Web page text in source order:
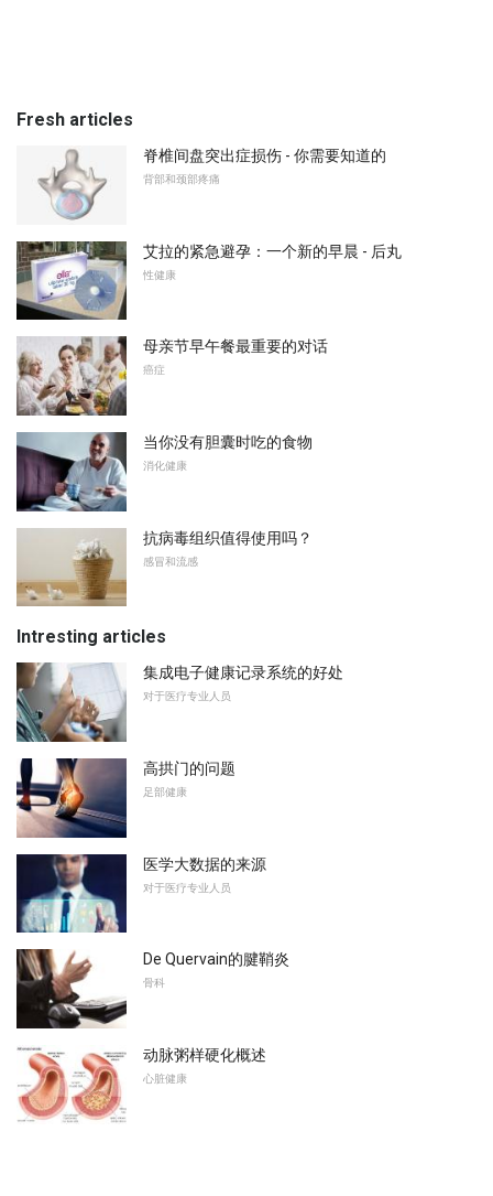
Fresh articles
脊椎间盘突出症损伤 - 你需要知道的
背部和颈部疼痛
艾拉的紧急避孕：一个新的早晨 - 后丸
性健康
母亲节早午餐最重要的对话
癌症
当你没有胆囊时吃的食物
消化健康
抗病毒组织值得使用吗？
感冒和流感
Intresting articles
集成电子健康记录系统的好处
对于医疗专业人员
高拱门的问题
足部健康
医学大数据的来源
对于医疗专业人员
De Quervain的腱鞘炎
骨科
动脉粥样硬化概述
心脏健康